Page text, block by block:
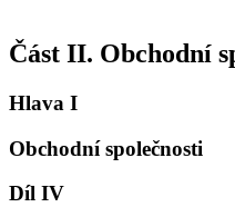
Část II. Obchodní
Hlava I
Obchodní společnosti
Díl IV